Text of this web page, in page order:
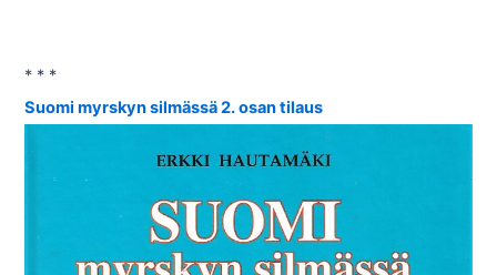
* * *
Suomi myrskyn silmässä 2. osan tilaus